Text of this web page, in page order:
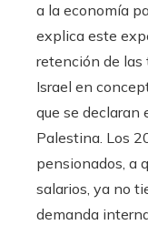
a la economía
explica este
retención de las
Israel en
que se declaran
Palestina. Los
pensionados, a
salarios, ya no
demanda